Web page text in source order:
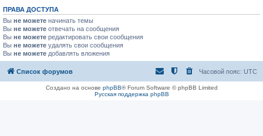
ПРАВА ДОСТУПА
Вы не можете начинать темы
Вы не можете отвечать на сообщения
Вы не можете редактировать свои сообщения
Вы не можете удалять свои сообщения
Вы не можете добавлять вложения
Список форумов Часовой пояс: UTC
Создано на основе phpBB® Forum Software © phpBB Limited
Русская поддержка phpBB